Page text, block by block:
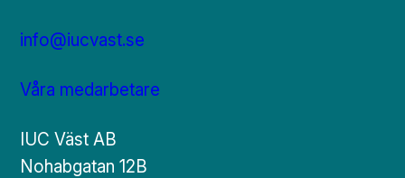
info@iucvast.se
Våra medarbetare
IUC Väst AB
Nohabgatan 12B